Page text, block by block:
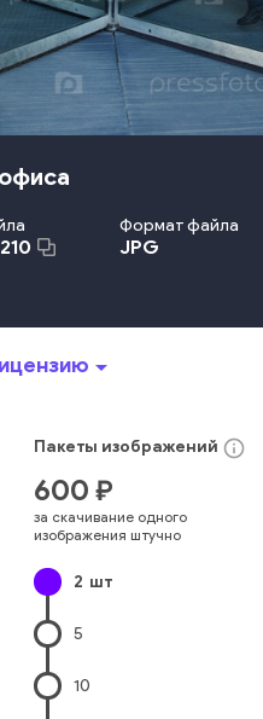
Формат файла
JPG
Вход
Умственного Труда
Здания Без Людей
Люди
человек
идти
arrow_drop_down
Пакеты изображений info_outline
600 ₽
за скачивание одного
изображения штучно
2 шт
5
10